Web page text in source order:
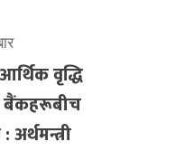
वृद्धि
बैंकहरूबीच